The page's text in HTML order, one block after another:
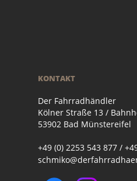
KONTAKT
Der Fahrradhändler
Kölner Straße 13 /
53902 Bad Münstereifel
+49 (0) 2253 543 877 /